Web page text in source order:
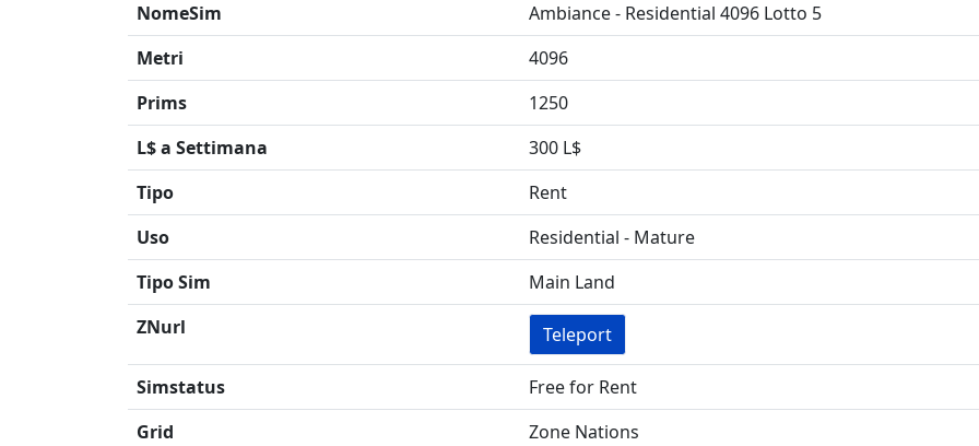
NomeSim
Ambiance - Residential 4096 Lotto 5
Metri
4096
Prims
1250
L$ a Settimana
300 L$
Tipo
Rent
Uso
Residential - Mature
Tipo Sim
Main Land
ZNurl
Teleport
Simstatus
Free for Rent
Grid
Zone Nations